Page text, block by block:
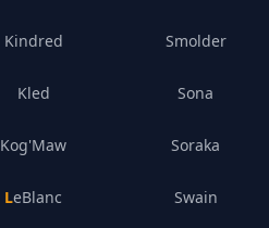
Kindred
Kled
Kog'Maw
LeBlanc
Smolder
Sona
Soraka
Swain